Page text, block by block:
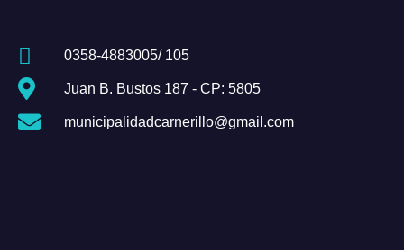
0358-4883005/ 105
Juan B. Bustos 187 - CP: 5805
municipalidadcarnerillo@gmail.com